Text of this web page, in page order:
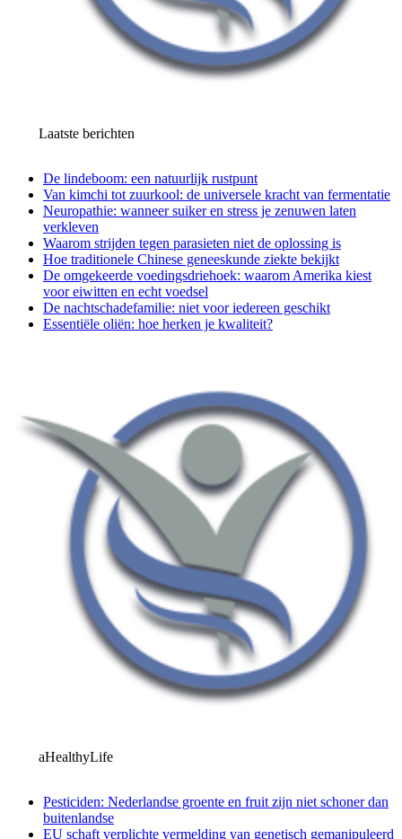
Laatste berichten
De lindeboom: een natuurlijk rustpunt
Van kimchi tot zuurkool: de universele kracht van fermentatie
Neuropathie: wanneer suiker en stress je zenuwen laten
verkleven
Waarom strijden tegen parasieten niet de oplossing is
Hoe traditionele Chinese geneeskunde ziekte bekijkt
De omgekeerde voedingsdriehoek: waarom Amerika kiest
voor eiwitten en echt voedsel
De nachtschadefamilie: niet voor iedereen geschikt
Essentiële oliën: hoe herken je kwaliteit?
aHealthyLife
Pesticiden: Nederlandse groente en fruit zijn niet schoner dan
buitenlandse
EU schaft verplichte vermelding van genetisch gemanipuleerd